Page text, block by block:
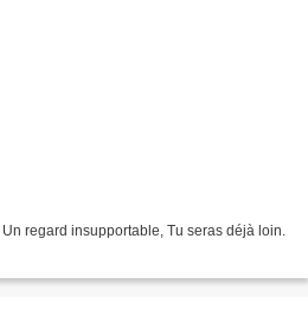
regard insupportable, Tu seras déjà loin.